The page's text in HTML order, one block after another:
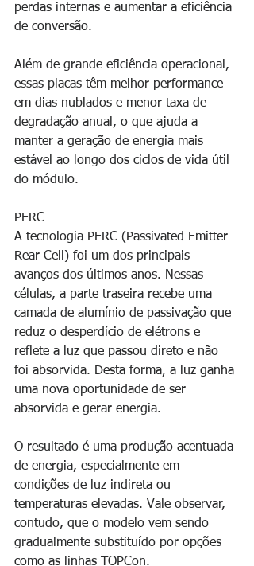
perdas internas e aumentar a eficiência
de conversão.
Além de grande eficiência operacional,
essas placas têm melhor performance
em dias nublados e menor taxa de
degradação anual, o que ajuda a
manter a geração de energia mais
estável ao longo dos ciclos de vida útil
do módulo.
PERC
A tecnologia PERC (Passivated Emitter
Rear Cell) foi um dos principais
avanços dos últimos anos. Nessas
células, a parte traseira recebe uma
camada de alumínio de passivação que
reduz o desperdício de elétrons e
reflete a luz que passou direto e não
foi absorvida. Desta forma, a luz ganha
uma nova oportunidade de ser
absorvida e gerar energia.
O resultado é uma produção acentuada
de energia, especialmente em
condições de luz indireta ou
temperaturas elevadas. Vale observar,
contudo, que o modelo vem sendo
gradualmente substituído por opções
como as linhas TOPCon.